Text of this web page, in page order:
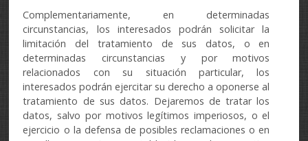
Complementariamente, en determinadas
circunstancias, los interesados podrán solicitar la
limitación del tratamiento de sus datos, o en
determinadas circunstancias y por motivos
relacionados con su situación particular, los
interesados podrán ejercitar su derecho a oponerse al
tratamiento de sus datos. Dejaremos de tratar los
datos, salvo por motivos legítimos imperiosos, o el
ejercicio o la defensa de posibles reclamaciones o en